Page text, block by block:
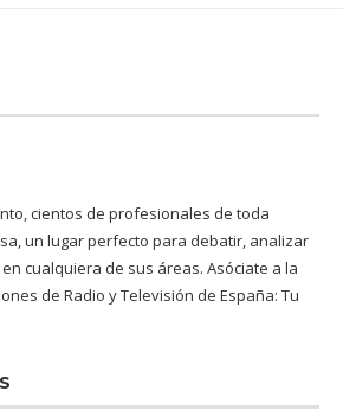
cientos de profesionales de toda
un lugar perfecto para debatir, analizar
cualquiera de sus áreas. Asóciate a la
de Radio y Televisión de España: Tu